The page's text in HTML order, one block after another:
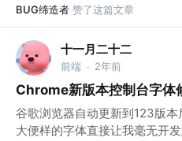
BUG缔造者 赞了这篇文章
十一月二十二
前端 · 2年前
Chrome新版本控制台字体
谷歌浏览器自动更新到123版
大便样的字体直接让我毫无开